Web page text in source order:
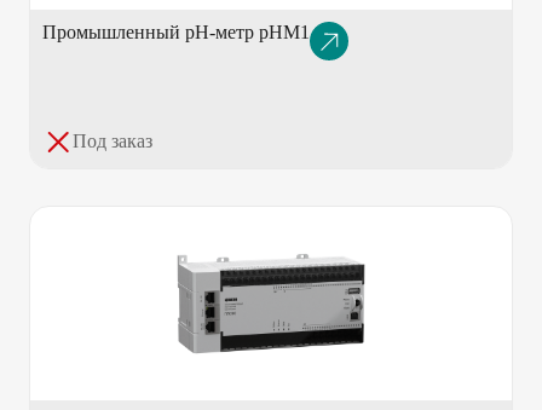
Промышленный pH-метр pHM1 Описание
товара
Под заказ